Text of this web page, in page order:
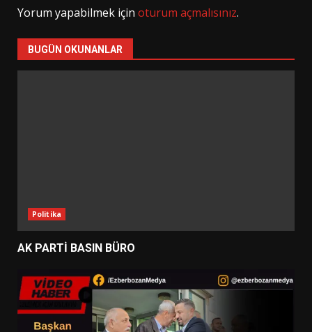
Yorum yapabilmek için oturum açmalısınız.
BUGÜN OKUNANLAR
Politika
AK PARTİ BASIN BÜRO